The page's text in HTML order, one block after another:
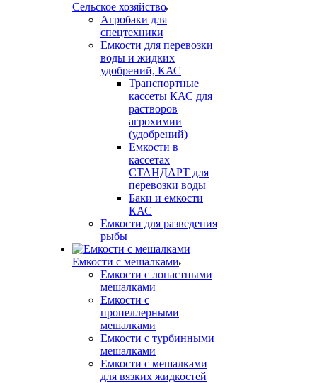
Сельское хозяйство
Агробаки для
спецтехники
Емкости для перевозки
воды и жидких
удобрений, КАС
Транспортные
кассеты КАС для
растворов
агрохимии
(удобрений)
Емкости в
кассетах
СТАНДАРТ для
перевозки воды
Баки и емкости
КАС
Емкости для разведения
рыбы
Емкости с мешалками
Емкости с лопастными
мешалками
Емкости с
пропеллерными
мешалками
Емкости с турбинными
мешалками
Емкости с мешалками
для вязких жидкостей